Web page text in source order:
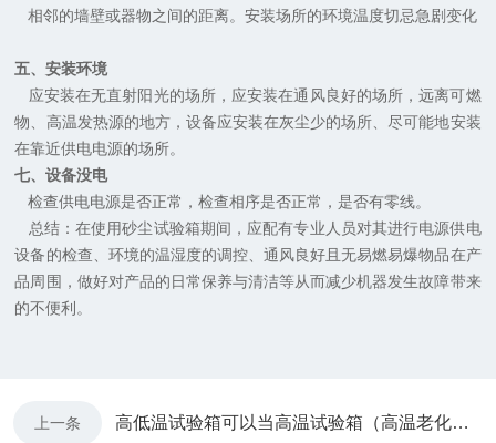
相邻的墙壁或器物之间的距离。安装场所的环境温度切忌急剧变化
五、安装环境
应安装在无直射阳光的场所，应安装在通风良好的场所，远离可燃
物、高温发热源的地方，设备应安装在灰尘少的场所、尽可能地安装
在靠近供电电源的场所。
七、设备没电
检查供电电源是否正常，检查相序是否正常，是否有零线。
总结：在使用砂尘试验箱期间，应配有专业人员对其进行电源供电
设备的检查、环境的温湿度的调控、通风良好且无易燃易爆物品在产
品周围，做好对产品的日常保养与清洁等从而减少机器发生故障带来
的不便利。
上一条 高低温试验箱可以当高温试验箱（高温老化箱）来使用吗？